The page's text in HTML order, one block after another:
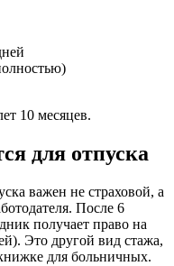
10 месяцев.
для отпуска
важен не страховой, а
После 6
получает право на
Это другой вид стажа,
для больничных.